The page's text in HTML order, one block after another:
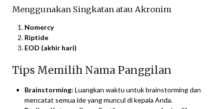
Menggunakan Singkatan atau Akronim
Nomercy
Riptide
EOD (akhir hari)
Tips Memilih Nama Panggilan
Brainstorming: Luangkan waktu untuk brainstorming dan
mencatat semua ide yang muncul di kepala Anda.